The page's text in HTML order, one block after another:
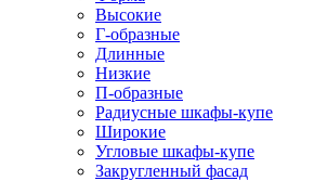
Высокие
Г-образные
Длинные
Низкие
П-образные
Радиусные шкафы-купе
Широкие
Угловые шкафы-купе
Закругленный фасад